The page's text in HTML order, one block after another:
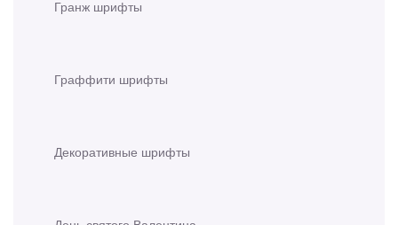
Гранж шрифты
Граффити шрифты
Декоративные шрифты